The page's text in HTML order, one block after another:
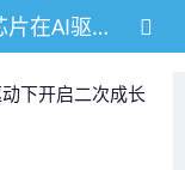
华泰证券：看好2026年起交换芯片在AI驱动下开启二次成长
下开启二次成长